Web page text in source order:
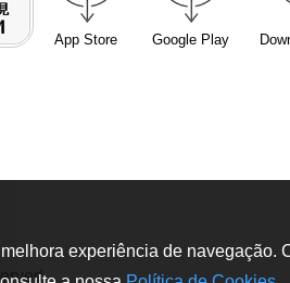
App Store Google Play
experiência de